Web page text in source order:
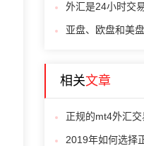
外汇是24小时交
亚盘、欧盘和美
相关文章
正规的mt4外汇交
2019年如何选择